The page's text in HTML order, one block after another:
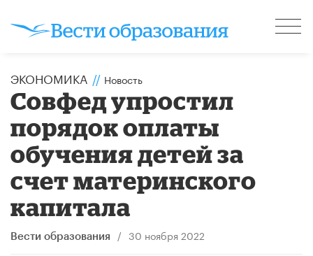
ЭКОНОМИКА // Новость
Совфед упростил
порядок оплаты
обучения детей за
счет материнского
капитала
Вести образования / 30 ноября 2022